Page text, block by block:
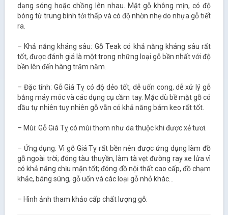
dạng sóng hoặc chồng lên nhau. Mặt gỗ không mịn, có độ
bóng từ trung bình tới thấp và có độ nhờn nhẹ do nhựa gỗ tiết
ra.
– Khả năng kháng sâu: Gỗ Teak có khả năng kháng sâu rất
tốt, được đánh giá là một trong những loại gỗ bền nhất với độ
bền lên đến hàng trăm năm.
– Đặc tính: Gỗ Giá Tỵ có độ dẻo tốt, dễ uốn cong, dễ xử lý gỗ
bằng máy móc và các dụng cụ cầm tay. Mặc dù bề mặt gỗ có
dầu tự nhiên tuy nhiên gỗ vẫn có khả năng bám keo rất tốt.
– Mùi: Gỗ Giá Tỵ có mùi thơm như da thuộc khi được xẻ tươi.
– Ứng dụng: Vì gỗ Giá Tỵ rất bền nên được ứng dụng làm đồ
gỗ ngoài trời; đóng tàu thuyền, làm tà vẹt đường ray xe lửa vì
có khả năng chịu mặn tốt; đóng đồ nội thất cao cấp, đồ chạm
khắc, báng súng, gỗ uốn và các loại gỗ nhỏ khác…
– Hình ảnh tham khảo cấp chất lượng gỗ: